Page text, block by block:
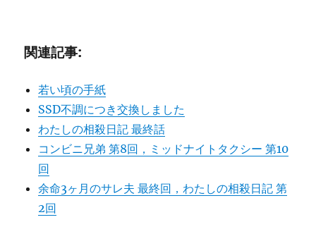
関連記事:
若い頃の手紙
SSD不調につき交換しました
わたしの相殺日記 最終話
コンビニ兄弟 第8回，ミッドナイトタクシー 第10
回
余命3ヶ月のサレ夫 最終回，わたしの相殺日記 第
2回